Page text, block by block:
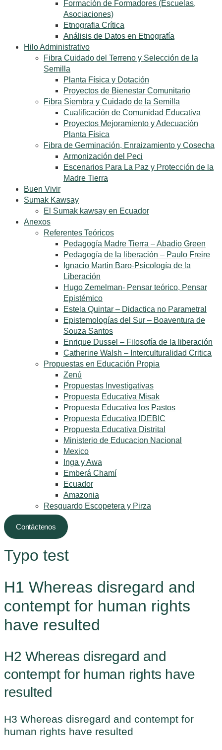
Formación de Formadores (Escuelas,
Asociaciones)
Etnografia Crítica
Análisis de Datos en Etnografía
Hilo Administrativo
Fibra Cuidado del Terreno y Selección de la
Semilla
Planta Física y Dotación
Proyectos de Bienestar Comunitario
Fibra Siembra y Cuidado de la Semilla
Cualificación de Comunidad Educativa
Proyectos Mejoramiento y Adecuación
Planta Física
Fibra de Germinación, Enraizamiento y Cosecha
Armonización del Peci
Escenarios Para La Paz y Protección de la
Madre Tierra
Buen Vivir
Sumak Kawsay
El Sumak kawsay en Ecuador
Anexos
Referentes Teóricos
Pedagogía Madre Tierra – Abadio Green
Pedagogía de la liberación – Paulo Freire
Ignacio Martin Baro-Psicología de la
Liberación
Hugo Zemelman- Pensar teórico, Pensar
Epistémico
Estela Quintar – Didactica no Parametral
Epistemologías del Sur – Boaventura de
Souza Santos
Enrique Dussel – Filosofía de la liberación
Catherine Walsh – Interculturalidad Critica
Propuestas en Educación Propia
Zenú
Propuestas Investigativas
Propuesta Educativa Misak
Propuesta Educativa los Pastos
Propuesta Educativa lDEBIC
Propuesta Educativa Distrital
Ministerio de Educacion Nacional
Mexico
Inga y Awa
Emberá Chamí
Ecuador
Amazonia
Resguardo Escopetera y Pirza
Contáctenos
Typo test
H1 Whereas disregard and
contempt for human rights
have resulted
H2 Whereas disregard and
contempt for human rights have
resulted
H3 Whereas disregard and contempt for
human rights have resulted